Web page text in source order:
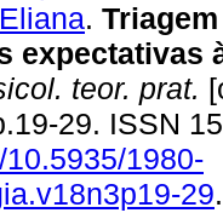
.
expectativas
teor. prat.
29. ISSN
1980-
29.